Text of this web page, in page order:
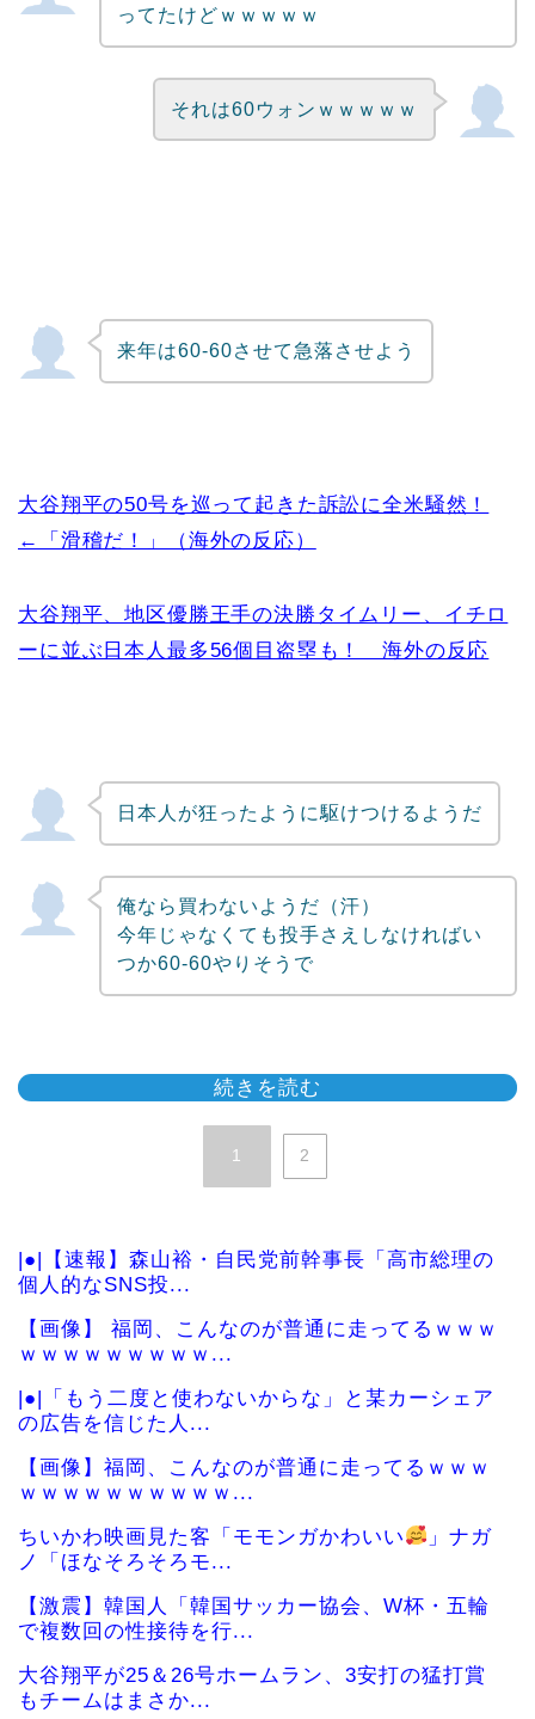
ってたけどｗｗｗｗｗ
それは60ウォンｗｗｗｗｗ
来年は60-60させて急落させよう
大谷翔平の50号を巡って起きた訴訟に全米騒然！
←「滑稽だ！」（海外の反応）
大谷翔平、地区優勝王手の決勝タイムリー、イチロ
ーに並ぶ日本人最多56個目盗塁も！ 海外の反応
日本人が狂ったように駆けつけるようだ
俺なら買わないようだ（汗）
今年じゃなくても投手さえしなければい
つか60-60やりそうで
続きを読む
1 2
|●|【速報】森山裕・自民党前幹事長「高市総理の
個人的なSNS投...
【画像】 福岡、こんなのが普通に走ってるｗｗｗ
ｗｗｗｗｗｗｗｗｗ...
|●|「もう二度と使わないからな」と某カーシェア
の広告を信じた人...
【画像】福岡、こんなのが普通に走ってるｗｗｗ
ｗｗｗｗｗｗｗｗｗｗ...
ちいかわ映画見た客「モモンガかわいい
」ナガ
ノ「ほなそろそろモ...
【激震】韓国人「韓国サッカー協会、W杯・五輪
で複数回の性接待を行...
大谷翔平が25＆26号ホームラン、3安打の猛打賞
もチームはまさか...